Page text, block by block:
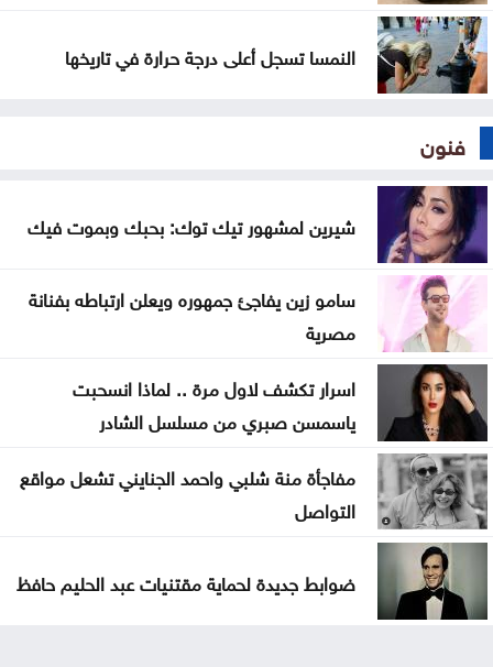
النمسا تسجل أعلى درجة حرارة في تاريخها
فنون
شيرين لمشهور تيك توك: بحبك وبموت فيك
سامو زين يفاجئ جمهوره ويعلن ارتباطه بفنانة
مصرية
اسرار تكشف لاول مرة .. لماذا انسحبت
ياسمسن صبري من مسلسل الشادر
مفاجأة منة شلبي واحمد الجنايني تشعل مواقع
التواصل
ضوابط جديدة لحماية مقتنيات عبد الحليم حافظ